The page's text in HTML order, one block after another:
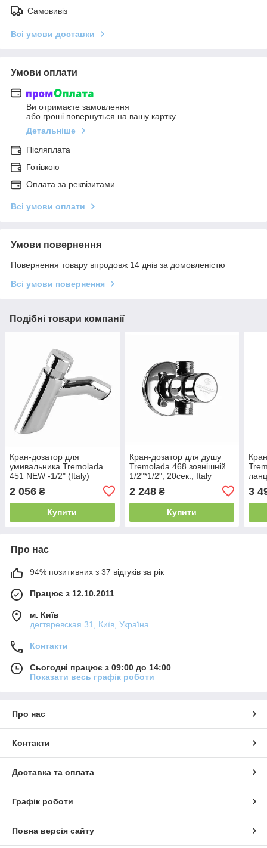
Самовивіз
Всі умови доставки
Умови оплати
Ви отримаєте замовлення
або гроші повернуться на вашу картку
Детальніше
Післяплата
Готівкою
Оплата за реквізитами
Всі умови оплати
Умови повернення
Повернення товару впродовж 14 днів за домовленістю
Всі умови повернення
Подібні товари компанії
Кран-дозатор для
умивальника Tremolada
451 NEW -1/2" (Italy)
2 056 ₴
Купити
Кран-дозатор для душу
Tremolada 468 зовнішній
1/2"*1/2", 20сек., Italy
2 248₴
Купити
3
Про нас
94% позитивних з 37 відгуків за рік
Працює з 12.10.2011
м. Київ
дегтяревская 31, Київ, Україна
Контакти
Сьогодні працює з 09:00 до 14:00
Показати весь графік роботи
Про нас
Контакти
Доставка та оплата
Графік роботи
Повна версія сайту